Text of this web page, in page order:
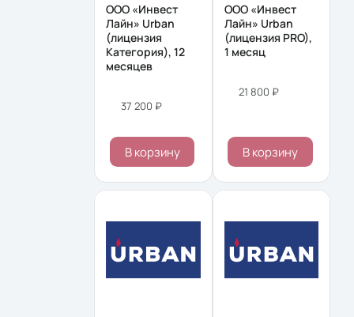
ООО «Инвест
Лайн» Urban
(лицензия
Категория), 12
месяцев
37 200 ₽
В корзину
ООО «Инвест
Лайн» Urban
(лицензия PRO),
1 месяц
21 800 ₽
В корзину